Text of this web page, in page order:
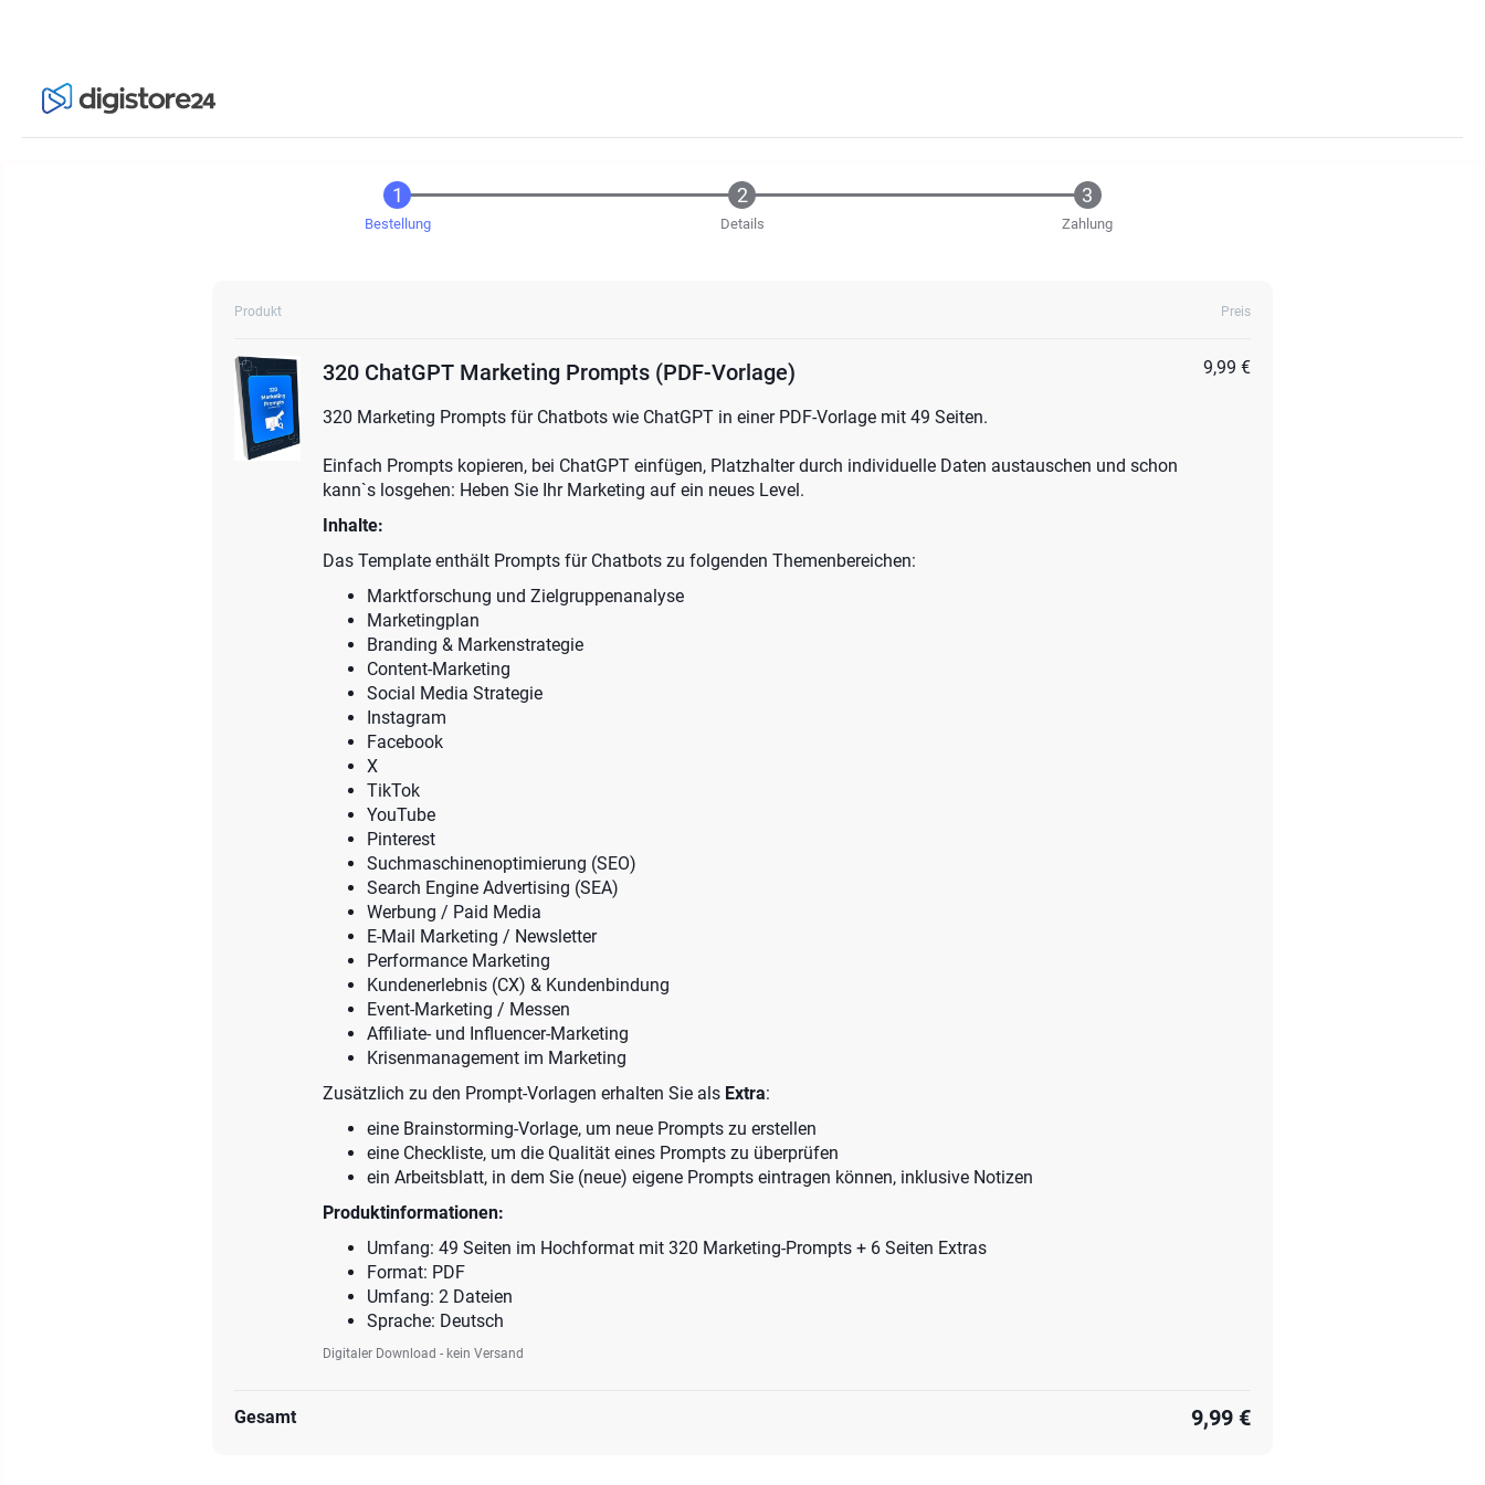
Bestellung Details Zahlung
Produkt Preis
320 ChatGPT Marketing Prompts (PDF-Vorlage)
320 Marketing Prompts für Chatbots wie ChatGPT in einer PDF-Vorlage mit 49 Seiten.
Einfach Prompts kopieren, bei ChatGPT einfügen, Platzhalter durch individuelle Daten austauschen und schon
kann`s losgehen: Heben Sie Ihr Marketing auf ein neues Level.
Inhalte:
Das Template enthält Prompts für Chatbots zu folgenden Themenbereichen:
Marktforschung und Zielgruppenanalyse
Marketingplan
Branding & Markenstrategie
Content-Marketing
Social Media Strategie
Instagram
Facebook
X
TikTok
YouTube
Pinterest
Suchmaschinenoptimierung (SEO)
Search Engine Advertising (SEA)
Werbung / Paid Media
E-Mail Marketing / Newsletter
Performance Marketing
Kundenerlebnis (CX) & Kundenbindung
Event-Marketing / Messen
Affiliate- und Influencer-Marketing
Krisenmanagement im Marketing
Zusätzlich zu den Prompt-Vorlagen erhalten Sie als Extra:
eine Brainstorming-Vorlage, um neue Prompts zu erstellen
eine Checkliste, um die Qualität eines Prompts zu überprüfen
ein Arbeitsblatt, in dem Sie (neue) eigene Prompts eintragen können, inklusive Notizen
Produktinformationen:
Umfang: 49 Seiten im Hochformat mit 320 Marketing-Prompts + 6 Seiten Extras
Format: PDF
Umfang: 2 Dateien
Sprache: Deutsch
Digitaler Download - kein Versand
9,99 €
Gesamt 9,99 €